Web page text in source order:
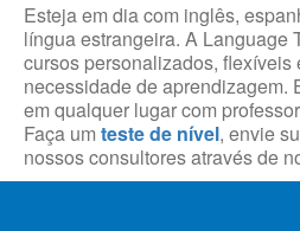
Esteja em dia com inglês,
língua estrangeira. A Language
cursos personalizados, flexíveis
necessidade de aprendizagem.
em qualquer lugar com
Faça um teste de nível, envie
nossos consultores através de